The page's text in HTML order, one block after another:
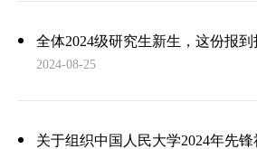
全体2024级研究生新生，这份报到
2024-08-25
关于组织中国人民大学2024年先